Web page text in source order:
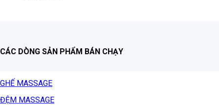
CÁC DÒNG SẢN PHẨM BÁN CHẠY
GHẾ MASSAGE
ĐỆM MASSAGE